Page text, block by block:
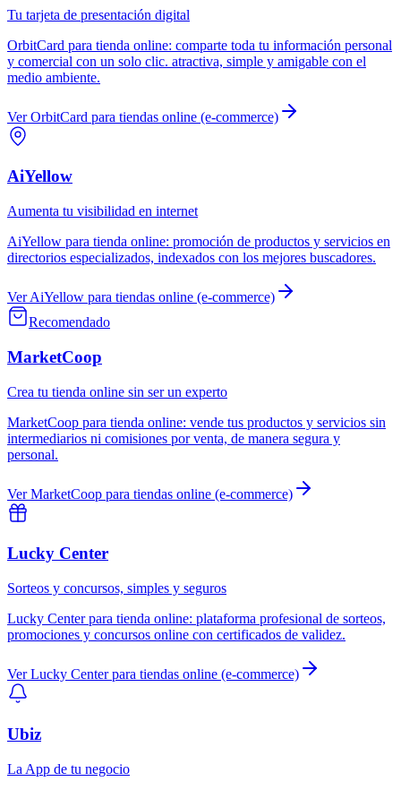
Tu tarjeta de presentación digital
OrbitCard para tienda online: comparte toda tu información personal
y comercial con un solo clic. atractiva, simple y amigable con el
medio ambiente.
VerOrbitCard para tiendas online (e-commerce)
AiYellow
Aumenta tu visibilidad en internet
AiYellow para tienda online: promoción de productos y servicios en
directorios especializados, indexados con los mejores buscadores.
VerAiYellow para tiendas online (e-commerce)
Recomendado
MarketCoop
Crea tu tienda online sin ser un experto
MarketCoop para tienda online: vende tus productos y servicios sin
intermediarios ni comisiones por venta, de manera segura y
personal.
VerMarketCoop para tiendas online (e-commerce)
Lucky Center
Sorteos y concursos, simples y seguros
Lucky Centerpara tienda online: plataforma profesional de sorteos,
promociones y concursos online con certificados de validez.
VerLucky Centerpara tiendas online (e-commerce)
Ubiz
La App de tu negocio